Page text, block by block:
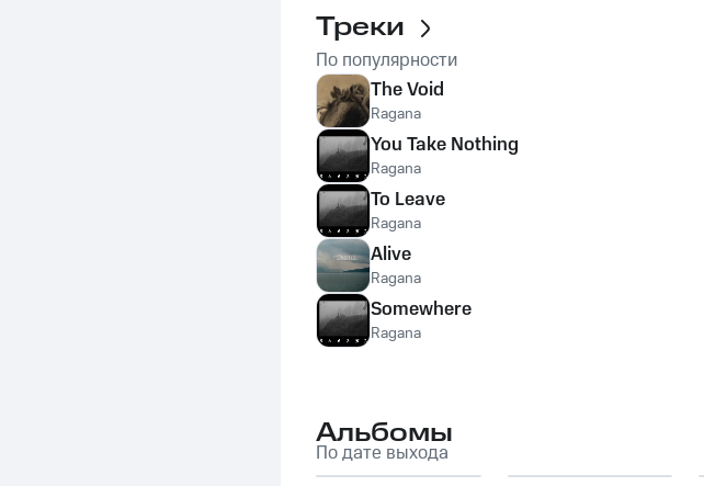
Треки
По популярности
The Void
Ragana
You Take Nothing
Ragana
To Leave
Ragana
Alive
Ragana
Somewhere
Ragana
Альбомы
По дате выхода